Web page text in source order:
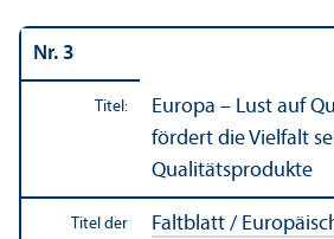
Nr. 3
Titel:
Europa – Lust auf
fördert die Vielfalt
Qualitätsprodukte
Titel der
Faltblatt /